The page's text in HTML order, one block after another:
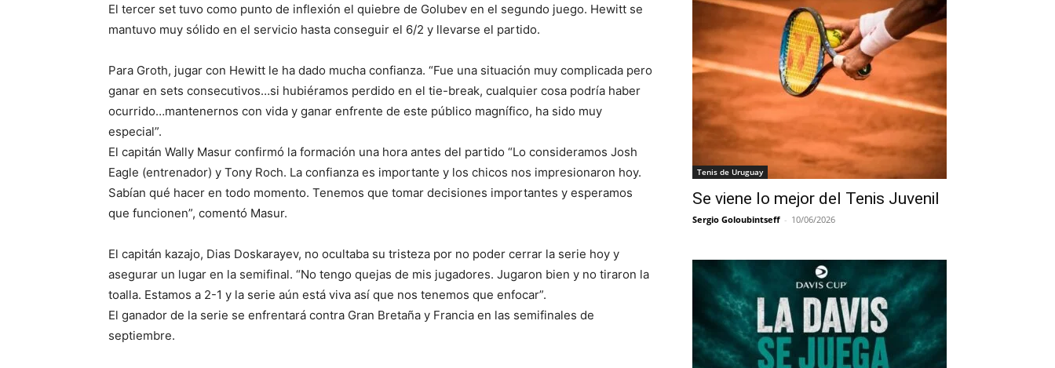
El tercer set tuvo como punto de inflexión el quiebre de Golubev en el segundo juego. Hewitt se
mantuvo muy sólido en el servicio hasta conseguir el 6/2 y llevarse el partido.
Para Groth, jugar con Hewitt le ha dado mucha confianza. “Fue una situación muy complicada pero
ganar en sets consecutivos…si hubiéramos perdido en el tie-break, cualquier cosa podría haber
ocurrido…mantenernos con vida y ganar enfrente de este público magnífico, ha sido muy
especial”.
El capitán Wally Masur confirmó la formación una hora antes del partido “Lo consideramos Josh
Eagle (entrenador) y Tony Roch. La confianza es importante y los chicos nos impresionaron hoy.
Sabían qué hacer en todo momento. Tenemos que tomar decisiones importantes y esperamos
que funcionen”, comentó Masur.
El capitán kazajo, Dias Doskarayev, no ocultaba su tristeza por no poder cerrar la serie hoy y
asegurar un lugar en la semifinal. “No tengo quejas de mis jugadores. Jugaron bien y no tiraron la
toalla. Estamos a 2-1 y la serie aún está viva así que nos tenemos que enfocar”.
El ganador de la serie se enfrentará contra Gran Bretaña y Francia en las semifinales de
septiembre.
Tenis de Uruguay
Se viene lo mejor del Tenis Juvenil
Sergio Goloubintseff - 10/06/2026